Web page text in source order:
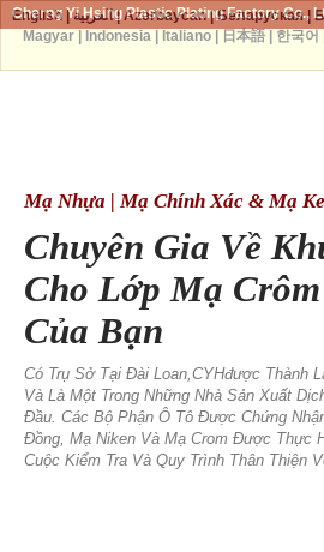
Cherng Yi Hsing Plastic Plating Factory Co.,
Mạ Nhựa | Mạ Chính Xác & Mạ
Chuyên Gia Về
Cho Lớp Mạ
Của Bạn
Có Trụ Sở Tại Đài Loan,CYHđược Thành
Và Là Một Trong Những Nhà Sản Xuất
Đầu. Các Bộ Phận Ô Tô Được Chứng
Đồng, Mạ Niken Và Mạ Crom Được Thực
Cuộc Kiểm Tra Và Quy Trình Thân Thiện
English |العربية|Azərbaycan|Беларуская|
Magyar| Indonesia| Italiano| 日本語| 한국어